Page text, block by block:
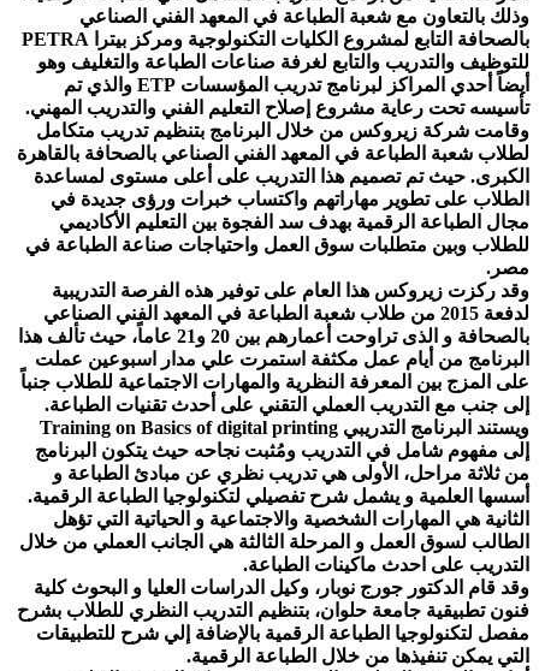
وذلك بالتعاون مع شعبة الطباعة في المعهد الفني الصناعي
بالصحافة التابع لمشروع الكليات التكنولوجية ومركز بيترا PETRA
للتوظيف والتدريب والتابع لغرفة صناعات الطباعة والتغليف وهو
أيضاً أحدي المراكز لبرنامج تدريب المؤسسات ETP والذي تم
تأسيسه تحت رعاية مشروع إصلاح التعليم الفني والتدريب المهني.
وقامت شركة زيروكس من خلال البرنامج بتنظيم تدريب متكامل
لطلاب شعبة الطباعة في المعهد الفني الصناعي بالصحافة بالقاهرة
الكبرى. حيث تم تصميم هذا التدريب على أعلى مستوى لمساعدة
الطلاب على تطوير مهاراتهم واكتساب خبرات ورؤى جديدة في
مجال الطباعة الرقمية بهدف سد الفجوة بين التعليم الأكاديمي
للطلاب وبين متطلبات سوق العمل واحتياجات صناعة الطباعة في
مصر.
وقد ركزت زيروكس هذا العام على توفير هذه الفرصة التدريبية
لدفعة 2015 من طلاب شعبة الطباعة في المعهد الفني الصناعي
بالصحافة و الذى تراوحت أعمارهم بين 20 و21 عاماً، حيث تألف هذا
البرنامج من أيام عمل مكثفة استمرت علي مدار اسبوعين عملت
على المزج بين المعرفة النظرية والمهارات الاجتماعية للطلاب جنباً
إلى جنب مع التدريب العملي التقني على أحدث تقنيات الطباعة.
ويستند البرنامج التدريبي Training on Basics of digital printing
إلى مفهوم شامل في التدريب ومُثبت نجاحه حيث يتكون البرنامج
من ثلاثة مراحل، الأولى هي تدريب نظري عن مبادئ الطباعة و
أسسها العلمية و يشمل شرح تفصيلي لتكنولوجيا الطباعة الرقمية.
الثانية هي المهارات الشخصية والاجتماعية و الحياتية التي تؤهل
الطالب لسوق العمل و المرحلة الثالثة هي الجانب العملي من خلال
التدريب على احدث ماكينات الطباعة.
وقد قام الدكتور جورج نوبار، وكيل الدراسات العليا و البحوث كلية
فنون تطبيقية جامعة حلوان، بتنظيم التدريب النظري للطلاب بشرح
مفصل لتكنولوجيا الطباعة الرقمية بالإضافة إلي شرح للتطبيقات
التي يمكن تنفيذها من خلال الطباعة الرقمية.